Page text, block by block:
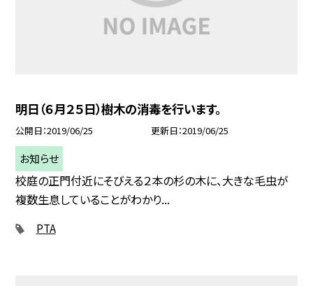
明日（６月２５日）樹木の消毒を行います。
公開日 2019/06/25 更新日 2019/06/25
お知らせ
校庭の正門付近にそびえる２本の杉の木に、大きな毛虫が
複数生息していることがわかり...
PTA